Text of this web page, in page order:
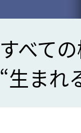
すべて
“生まれ